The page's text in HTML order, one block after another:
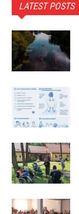
LATEST POSTS